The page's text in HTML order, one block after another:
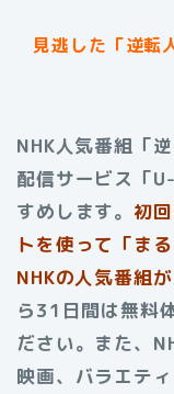
見逃した「逆転
NHK人気番組「
配信サービス「
すめします。 初
トを使って「ま
NHKの人気番組
ら31日間は無料
ださい。また、
映画、バラエテ